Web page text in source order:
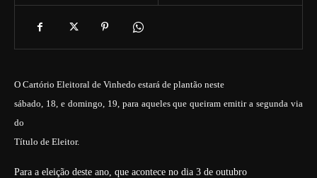
O Cartório Eleitoral de Vinhedo estará de plantão neste
sábado, 18, e domingo, 19, para aqueles que queiram emitir a segunda via
do
Título de Eleitor.
Para a eleição deste ano, que acontece no dia 3 de outubro